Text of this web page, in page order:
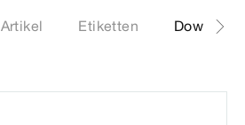
Artikel Etiketten